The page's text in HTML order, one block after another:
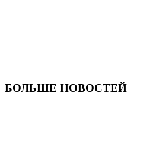
БОЛЬШЕ НОВОСТЕЙ